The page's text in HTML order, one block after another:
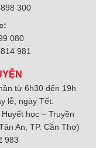
300
080
981
từ 6h30 đến 19h
lễ, ngày Tết.
học – Truyền
An, TP. Cần Thơ)
983